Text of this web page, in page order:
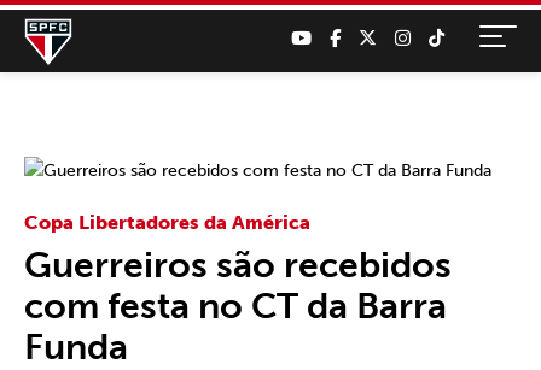
Copa Libertadores da América
Guerreiros são recebidos
com festa no CT da Barra
Funda